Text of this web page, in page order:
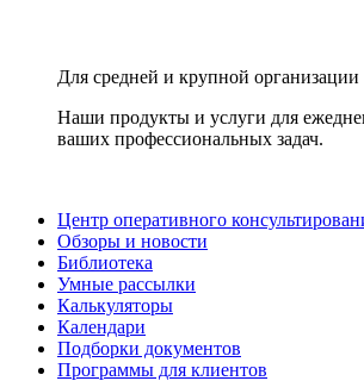
Для средней и крупной организации
Наши продукты и услуги для
ваших профессиональных задач.
Центр оперативного
Обзоры и новости
Библиотека
Умные рассылки
Калькуляторы
Календари
Подборки документов
Программы для клиентов